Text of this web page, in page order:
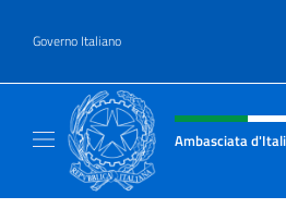
Governo Italiano
Intestazione sito,
Ambasciata